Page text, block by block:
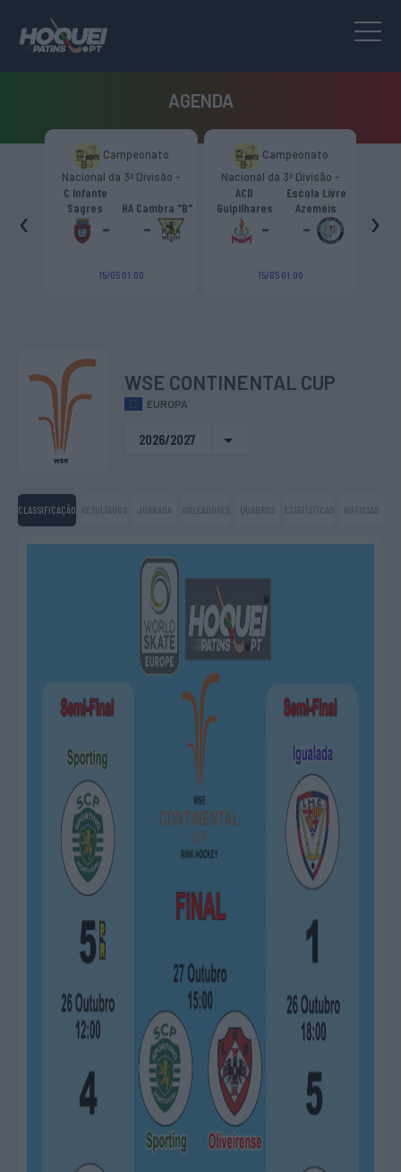
AGENDA
Campeonato
Nacional da 3ª Divisão -
Zona Norte “B”
C Infante
Sagres
-
HA Cambra "B"
15/05 01:00
Campeonato
Nacional da 3ª Divisão -
Zona Norte “B”
Gulpilhares
-
Escola Livre
Azeméis
15/05 01:00
‹ ›
WSE CONTINENTAL CUP
EUROPA
2026/2027
CLASSIFICAÇÃO RESULTADOS JORNADA GOLEADORES QUADROS ESTATÍSTICAS NOTICIAS